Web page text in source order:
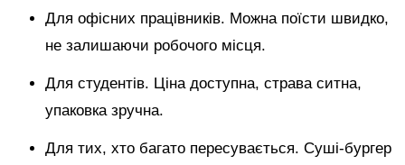
Для офісних працівників. Можна поїсти швидко,
не залишаючи робочого місця.
Для студентів. Ціна доступна, страва ситна,
упаковка зручна.
Для тих, хто багато пересувається. Суші-бургер